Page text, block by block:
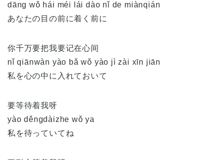
dāng wǒ hái méi lái dào nǐ de miànqián
あなたの目の前に着く前に
你千万要把我要记在心间
nǐ qiānwàn yào bǎ wǒ yào jì zài xīn jiān
私を心の中に入れておいて
要等待着我呀
yào děngdàizhe wǒ ya
私を待っていてね